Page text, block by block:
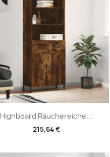
Highboard Räuchereiche...
215,64 €
Vorschau